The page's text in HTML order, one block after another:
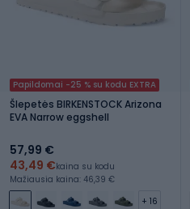
Papildomai -25 % su kodu EXTRA
Šlepetės BIRKENSTOCK Arizona
EVA Narrow eggshell
57,99 €
43,49 €kaina su kodu
Mažiausia kaina: 46,39 €
+ 16